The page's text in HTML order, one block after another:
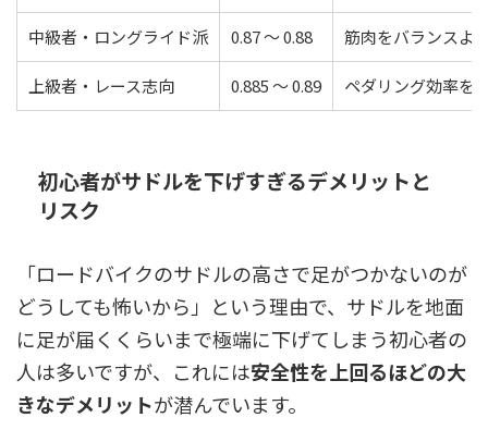
中級者・ロングライド派 0.87 ～ 0.88 筋肉をバランスよ
上級者・レース志向 0.885 ～ 0.89 ペダリング効率を
初心者がサドルを下げすぎるデメリットと
リスク
「ロードバイクのサドルの高さで足がつかないのが
どうしても怖いから」という理由で、サドルを地面
に足が届くくらいまで極端に下げてしまう初心者の
人は多いですが、これには安全性を上回るほどの大
きなデメリットが潜んでいます。